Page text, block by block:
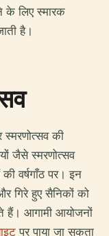
के लिए स्मारक
है।
की
जैसे स्मरणोत्सव
वर्षगाँठ पर। इन
गिरे हुए सैनिकों को
हैं। आगामी आयोजनों
पर पाया जा सकता